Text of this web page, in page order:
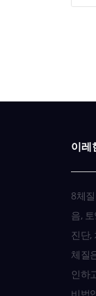
이레
8체
음,
진단,
체질
인하